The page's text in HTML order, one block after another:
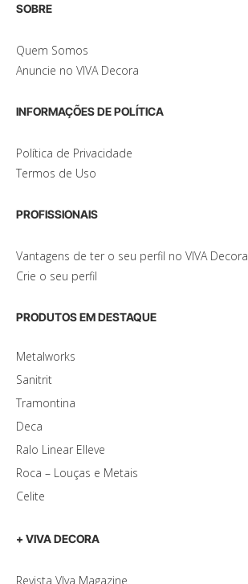
SOBRE
Quem Somos
Anuncie no VIVA Decora
INFORMAÇÕES DE POLÍTICA
Política de Privacidade
Termos de Uso
PROFISSIONAIS
Vantagens de ter o seu perfil no VIVA Decora
Crie o seu perfil
PRODUTOS EM DESTAQUE
Metalworks
Sanitrit
Tramontina
Deca
Ralo Linear Elleve
Roca – Louças e Metais
Celite
+ VIVA DECORA
Revista VIva Magazine